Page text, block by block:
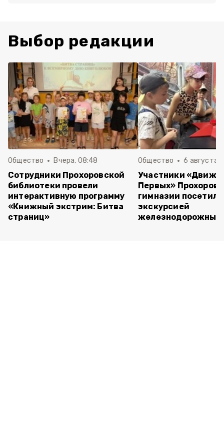
Выбор редакции
Общество Вчера, 08:48
Сотрудники Прохоровской
библиотеки провели
интерактивную программу
«Книжный экстрим: Битва
страниц»
Общество 6 августа ,
Участники
Первых»
гимназии
экскурсией
железнодорожный